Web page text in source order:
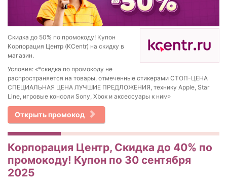
Скидка до 50% по промокоду! Купон
Корпорация Центр (KCentr) на скидку в
магазин.
Условия: «*скидка по промокоду не
распространяется на товары, отмеченные стикерами СТОП-ЦЕНА
СПЕЦИАЛЬНАЯ ЦЕНА ЛУЧШИЕ ПРЕДЛОЖЕНИЯ, технику Apple, Star
Line, игровые консоли Sony, Xbox и аксессуары к ним»
Открыть промокод
Корпорация Центр, Скидка до 40% по
промокоду! Купон по 30 сентября
2025